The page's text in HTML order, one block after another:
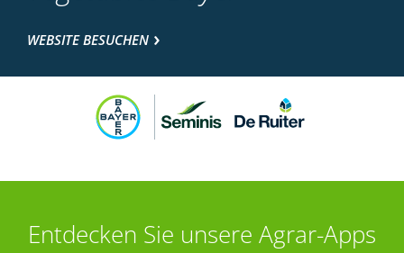
WEBSITE BESUCHEN
Entdecken Sie unsere Agrar-Apps